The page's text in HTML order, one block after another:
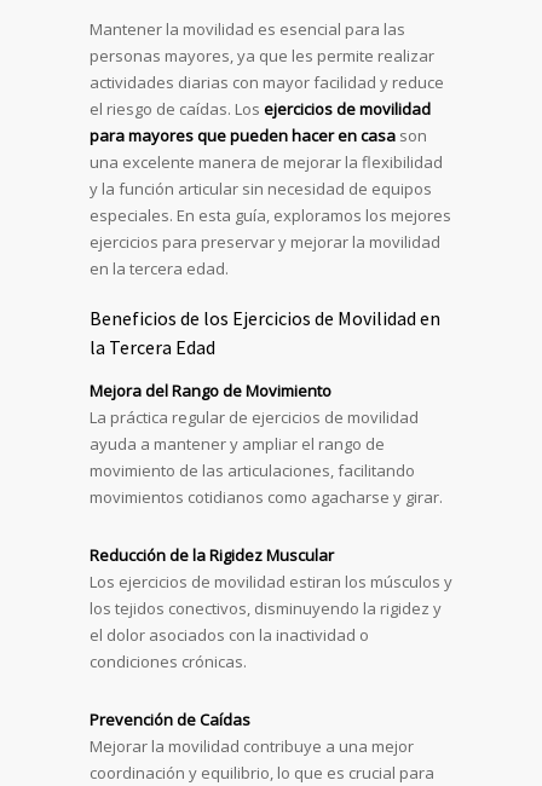
Mantener la movilidad es esencial para las
personas mayores, ya que les permite realizar
actividades diarias con mayor facilidad y reduce
el riesgo de caídas. Los ejercicios de movilidad
para mayores que pueden hacer en casa son
una excelente manera de mejorar la flexibilidad
y la función articular sin necesidad de equipos
especiales. En esta guía, exploramos los mejores
ejercicios para preservar y mejorar la movilidad
en la tercera edad.
Beneficios de los Ejercicios de Movilidad en
la Tercera Edad
Mejora del Rango de Movimiento
La práctica regular de ejercicios de movilidad
ayuda a mantener y ampliar el rango de
movimiento de las articulaciones, facilitando
movimientos cotidianos como agacharse y girar.
Reducción de la Rigidez Muscular
Los ejercicios de movilidad estiran los músculos y
los tejidos conectivos, disminuyendo la rigidez y
el dolor asociados con la inactividad o
condiciones crónicas.
Prevención de Caídas
Mejorar la movilidad contribuye a una mejor
coordinación y equilibrio, lo que es crucial para